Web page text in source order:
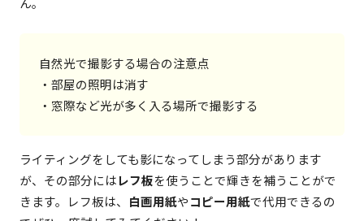
自然光で撮影する場合の注意点
・部屋の照明は消す
・窓際など光が多く入る場所で撮影する
ライティングをしても影になってしまう部分があります
が、その部分にはレフ板を使うことで輝きを補うことがで
きます。レフ板は、 白画用紙やコピー用紙で代用できるの